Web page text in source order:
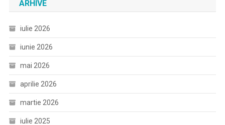
ARHIVE
iulie 2026
iunie 2026
mai 2026
aprilie 2026
martie 2026
iulie 2025